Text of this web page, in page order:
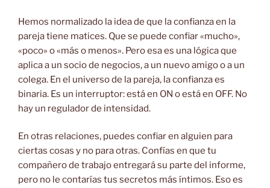
Hemos normalizado la idea de que la confianza en la
pareja tiene matices. Que se puede confiar «mucho»,
«poco» o «más o menos». Pero esa es una lógica que
aplica a un socio de negocios, a un nuevo amigo o a un
colega. En el universo de la pareja, la confianza es
binaria. Es un interruptor: está en ON o está en OFF. No
hay un regulador de intensidad.
En otras relaciones, puedes confiar en alguien para
ciertas cosas y no para otras. Confías en que tu
compañero de trabajo entregará su parte del informe,
pero no le contarías tus secretos más íntimos. Eso es